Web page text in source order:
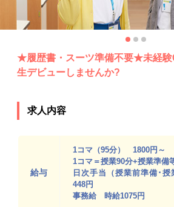
★履歴書・スーツ準備不要★未経験
生デビューしませんか?
求人内容
給与
1コマ（95分） 1800円～
1コマ＝授業90分+授業準備
日次手当（授業前準備･
448円
事務給 時給1075円